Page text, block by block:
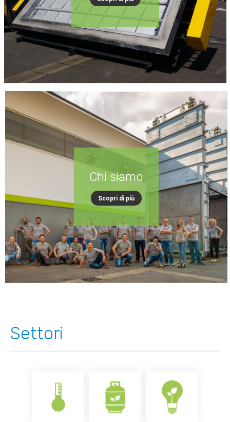
Chi siamo
Scopri di più
Settori